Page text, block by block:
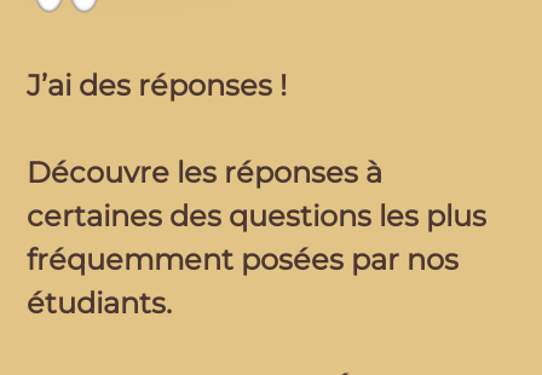
J’ai des réponses !
Découvre les réponses à
certaines des questions les plus
fréquemment posées par nos
étudiants.